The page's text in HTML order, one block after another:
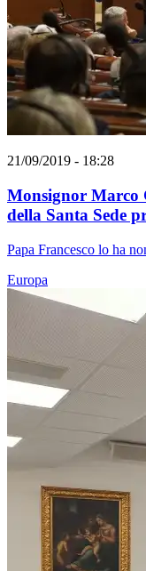
21/09/2019 - 18:28
Monsignor Marco
della Santa Sede
Papa Francesco lo ha
Europa